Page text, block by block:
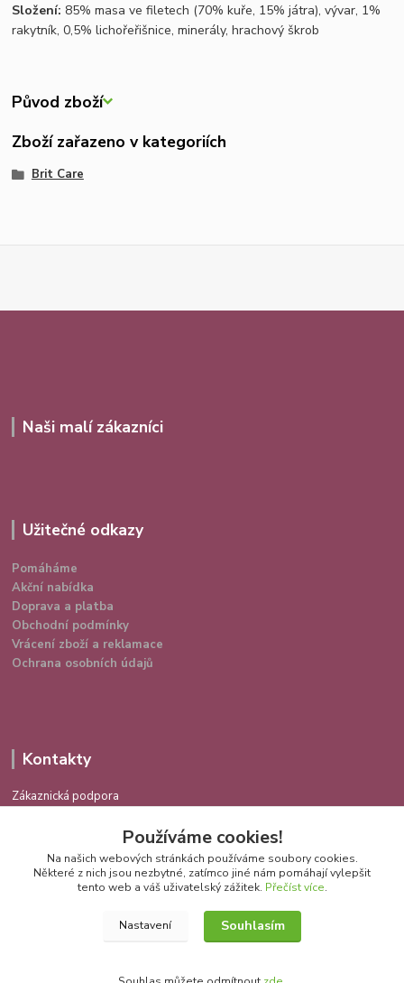
Složení: 85% masa ve filetech (70% kuře, 15% játra), vývar, 1%
rakytník, 0,5% lichořeřišnice, minerály, hrachový škrob
Původ zboží
Zboží zařazeno v kategoriích
Brit Care
Naši malí zákazníci
Užitečné odkazy
Pomáháme
Akční nabídka
Doprava a platba
Obchodní podmínky
Vrácení zboží a reklamace
Ochrana osobních údajů
Kontakty
Zákaznická podpora
info@spokojenakocka.cz
Používáme cookies!
Na našich webových stránkách používáme soubory cookies.
Některé z nich jsou nezbytné, zatímco jiné nám pomáhají vylepšit
tento web a váš uživatelský zážitek. Přečíst více.
Nastavení Souhlasím